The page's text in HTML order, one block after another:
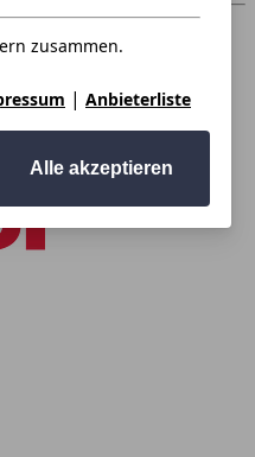
zusammen.
| Anbieterliste
Alle akzeptieren